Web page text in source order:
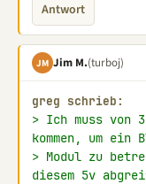
Antwort
JM Jim M.(turboj)
greg schrieb:
> Ich muss von
kommen, um ein
> Modul zu
diesem 5v